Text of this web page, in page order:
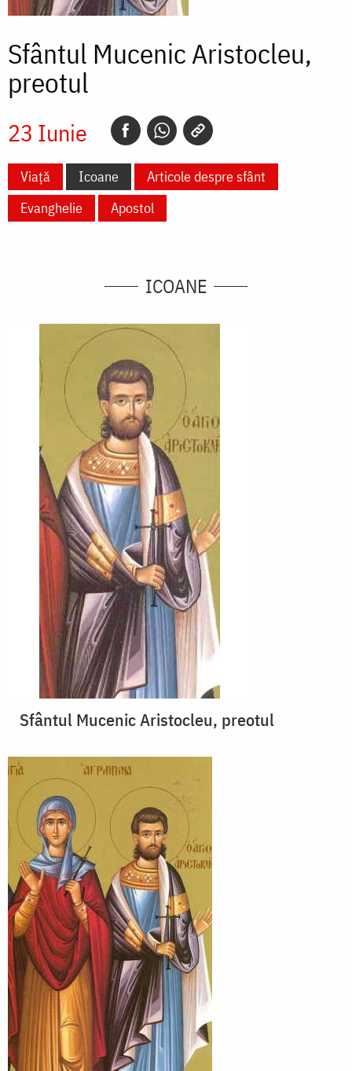
Sfântul Mucenic Aristocleu,
preotul
23 Iunie
Viață Icoane
Articole despre sfânt
Evanghelie
Apostol
ICOANE
Sfântul Mucenic Aristocleu, preotul